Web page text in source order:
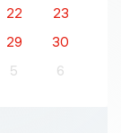
22
23
29
30
5 6